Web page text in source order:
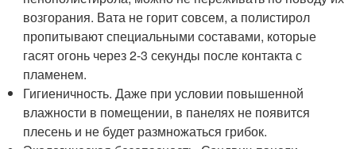
возгорания. Вата не горит совсем, а полистирол
пропитывают специальными составами, которые
гасят огонь через 2-3 секунды после контакта с
пламенем.
Гигиеничность. Даже при условии повышенной
влажности в помещении, в панелях не появится
плесень и не будет размножаться грибок.